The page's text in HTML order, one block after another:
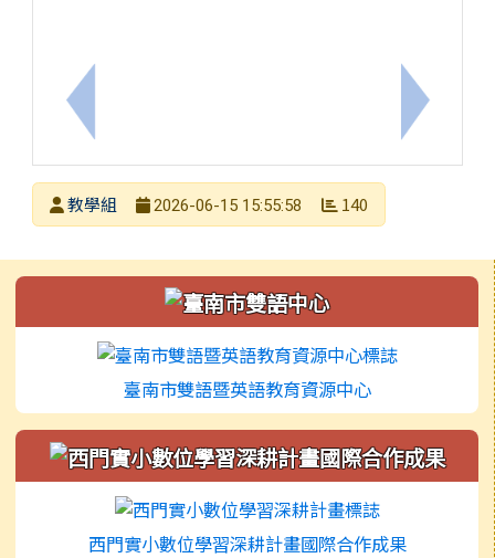
上一筆：轉知財團法人正覺教育基金會舉辦2026年
下一筆：
發布者
教學組
2026-06-15 15:55:58 140
左邊區域內容
臺南市雙語暨英語教育資源中心
西門實小數位學習深耕計畫國際合作成果